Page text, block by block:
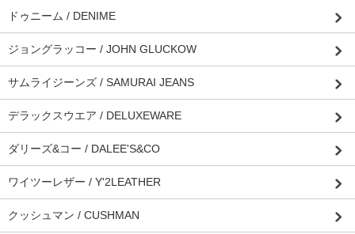
ドゥニーム / DENIME
ジョングラッコー / JOHN GLUCKOW
サムライジーンズ / SAMURAI JEANS
デラックスウエア / DELUXEWARE
ダリーズ&コー / DALEE'S&CO
ワイツーレザー / Y'2LEATHER
クッシュマン / CUSHMAN